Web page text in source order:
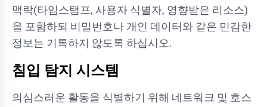
맥락(타임스탬프, 사용자 식별자, 영향받은 리소스)
을 포함하되 비밀번호나 개인 데이터와 같은 민감한
정보는 기록하지 않도록 하십시오.
침입 탐지 시스템
의심스러운 활동을 식별하기 위해 네트워크 및 호스